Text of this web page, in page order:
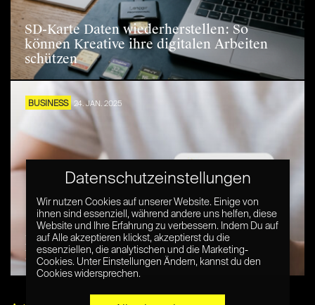
SD-Karte Daten wiederherstellen: So
können Kreative ihre digitalen Arbeiten
schützen
BUSINESS 24. JAN. 2025
Mehr Sichtbarkeit dank Bewertungen: Dein
Boost im Wettbewerb
Datenschutzeinstellungen
Wir nutzen Cookies auf unserer Website. Einige von
ihnen sind essenziell, während andere uns helfen, diese
Website und Ihre Erfahrung zu verbessern. Indem Du auf
auf Alle akzeptieren klickst, akzeptierst du die
essenziellen, die analytischen und die Marketing-
Cookies. Unter Einstellungen Ändern, kannst du den
Cookies widersprechen.